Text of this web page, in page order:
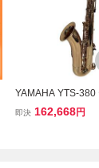
YAMAHA YTS-380
サックス ヤマハ 管
即決 162,668円